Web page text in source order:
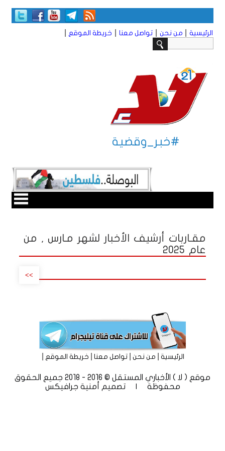
الرئيسية من نحن تواصل معنا خريطة الموقع
#خبر_وقضية
مقـاربات أرشيف الأخبار لشهر مـارس , من
عام 2025
>>
الرئيسية|من نحن|تواصل معنا|خريطة الموقع
موقع ( لا ) الأخباري المستقل © 2016 - 2018 جميع الحقوق
محفوظة | تصميم
أمنية جرافيكس